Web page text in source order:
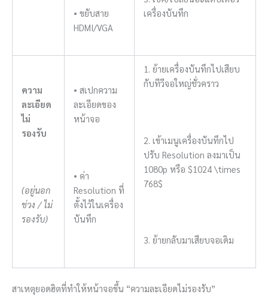
• ขยับสาย
HDMI/VGA
เครื่องบันทึก
ความ
ละเอียด
ไม่
รองรับ
(อยู่นอก
ช่วง / ไม่
รองรับ)
• สเปกความ
ละเอียดของ
หน้าจอ
• ค่า
Resolution ที่
ตั้งไว้ในเครื่อง
บันทึก
1. ย้ายเครื่องบันทึกไปเสียบ
กับทีวีจอใหญ่ชั่วคราว
2. เข้าเมนูเครื่องบันทึกไป
ปรับ Resolution ลงมาเป็น
1080p หรือ $1024 \times
768$
3. ย้ายกลับมาเสียบจอเดิม
สาเหตุยอดฮิตที่ทำให้หน้าจอขึ้น “ความละเอียดไม่รองรับ”